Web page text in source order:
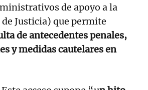
de apoyo a la
Justicia) que permite
de antecedentes penales,
y medidas cautelares en